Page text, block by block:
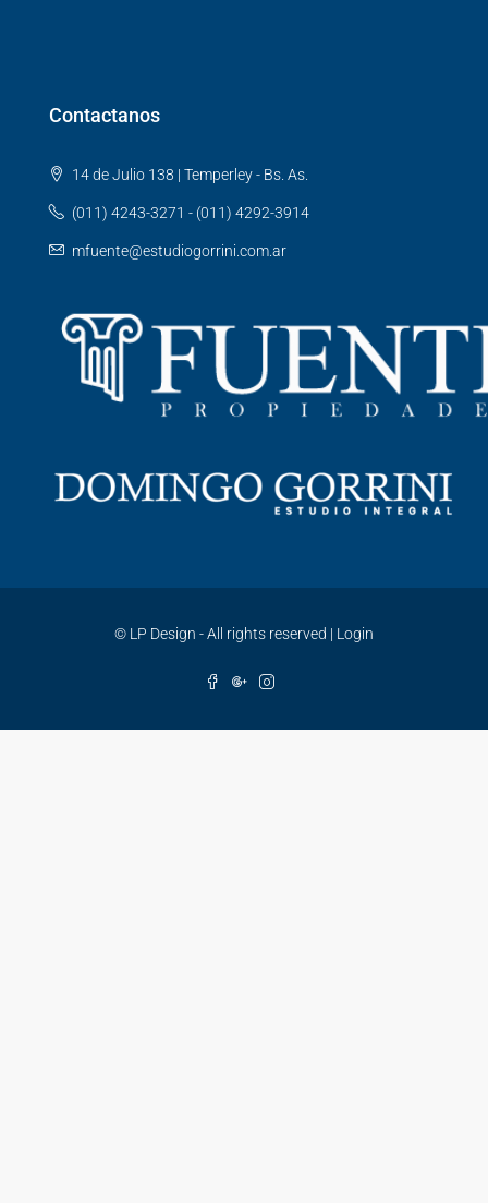
Contactanos
14 de Julio 138 | Temperley - Bs. As.
(011) 4243-3271 - (011) 4292-3914
mfuente@estudiogorrini.com.ar
© LP Design - All rights reserved | Login